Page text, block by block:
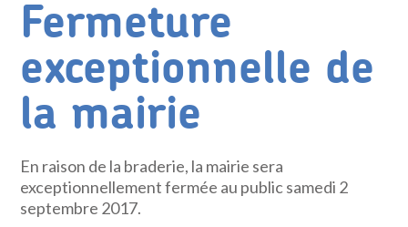
Fermeture
exceptionnelle de
la mairie
En raison de la braderie, la mairie sera
exceptionnellement fermée au public samedi 2
septembre 2017.